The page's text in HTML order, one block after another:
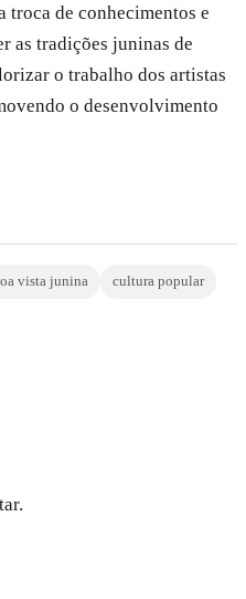
troca de conhecimentos e
as tradições juninas de
o trabalho dos artistas
o desenvolvimento
vista junina cultura popular